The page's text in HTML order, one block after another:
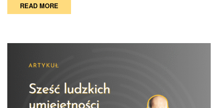
READ MORE